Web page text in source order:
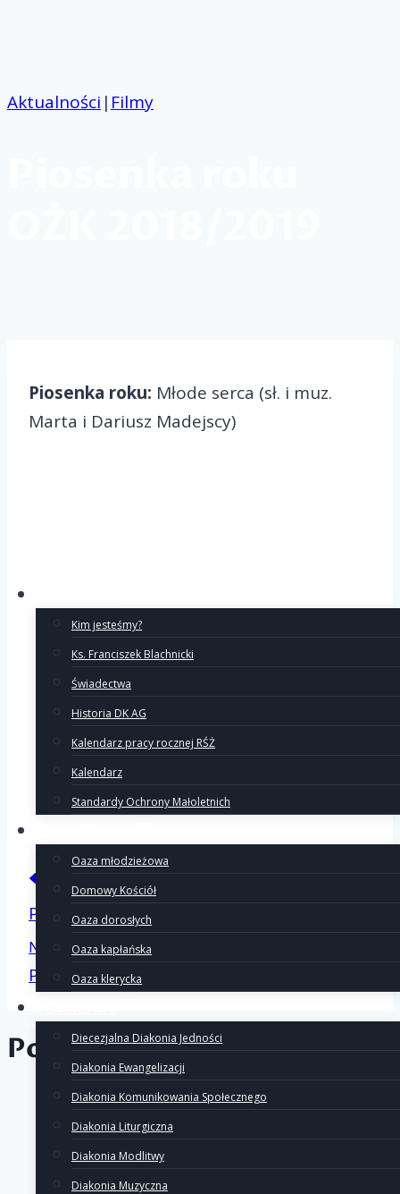
Kim jesteśmy?
Ks. Franciszek Blachnicki
Świadectwa
Historia DK AG
Kalendarz pracy rocznej RŚŻ
Kalendarz
Standardy Ochrony Małoletnich
Oaza młodzieżowa
Domowy Kościół
Oaza dorosłych
Oaza kapłańska
Oaza klerycka
Diecezjalna Diakonia Jedności
Diakonia Ewangelizacji
Diakonia Komunikowania Społecznego
Diakonia Liturgiczna
Diakonia Modlitwy
Diakonia Muzyczna
Aktualności | Filmy
Piosenka roku: Młode serca (sł. i muz.
Marta i Dariusz Madejscy)
wpisu
Poprzedni
Pielgrzymka do Pierania
Następny
Pielgrzymka do Kalisza
Podobne wpisy